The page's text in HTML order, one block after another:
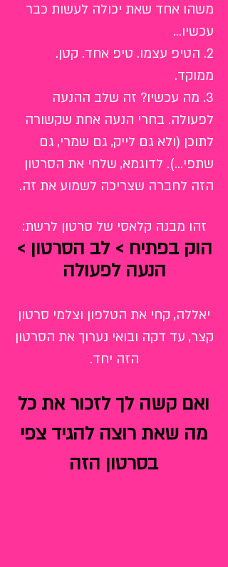
משהו אחד שאת יכולה לעשות כבר
עכשיו...
2. הטיפ עצמו. טיפ אחד. קטן.
ממוקד.
3. מה עכשיו? זה שלב ההנעה
לפעולה. בחרי הנעה אחת שקשורה
לתוכן (ולא גם לייק, גם שמרי, גם
שתפי...). לדוגמא, שלחי את הסרטון
הזה לחברה שצריכה לשמוע את זה.
זהו מבנה קלאסי של סרטון לרשת:
הוק בפתיח > לב הסרטון >
הנעה לפעולה
יאללה, קחי את הטלפון וצלמי סרטון
קצר, עד דקה ובואי נערוך את הסרטון
הזה יחד.
ואם קשה לך לזכור את כל
מה שאת רוצה להגיד צפי
בסרטון הזה